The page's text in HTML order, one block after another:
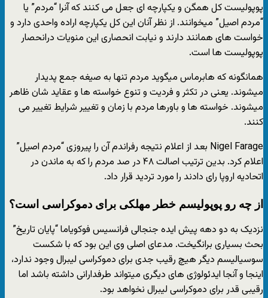
پوپولیست کل همگن و یکپارچه ای جعل می کنند که آنرا “مردم” یا
“مردم اصیل” میخوانند. از نظر آنان این کل یکپارچه اراده واحدی دارد و
خواست های همانند دارند و نیابت انحصاری این منویات درانحصار
پوپولیست ها است.
همانگونه که هابرماس میگوید مردم تنها به صیغه جمع پدیدار
میشوند. یعنی در تکثر و فردیت و تنوع خواسته ها و عقاید شان ظاهر
میشوند. خواسته ها و باورها مردم با زمان و تغییر شرایط تغییر می
کنند.
Nigel Farage بعد از اعلام نتیجه رفراندم آن را پیروزی “مردم اصیل”
اعلام کرد. بدین ترتیب اصالت ۴۸ در صد مردم را که به ماندن در
اتحادیه اروپا رای دادند را مورد تردید قرار داد.
از چه رو پوپولیسم خطر مهلکی برای دموکراسی است؟
نزدیک به دو دهه پیش ایده جنجالی فرانسیس فوکویاما “پایان تاریخ”
بحث بسیاری برانگیخت. مدعای اصلی وی این بود که با شکست
سوسیالیسم دیگر هیچ رقیب جدی برای دموکراسی لیبرال وجود ندارد،
اینجا و آنجا ایدئولوژی های دیگری میتواند طرفدارانی داشته باشد اما
رقیبی قدر برای دموکراسی لیبرال نخواهد بود.